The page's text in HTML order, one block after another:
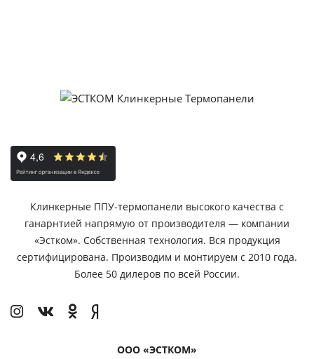
Клинкерные ППУ-термопанели высокого качества с
ганарнтией напрямую от производителя — компании
«Эстком». Собственная технология. Вся продукция
сертифицирована. Производим и монтируем с 2010 года.
Более 50 дилеров по всей России.
ООО «ЭСТКОМ»